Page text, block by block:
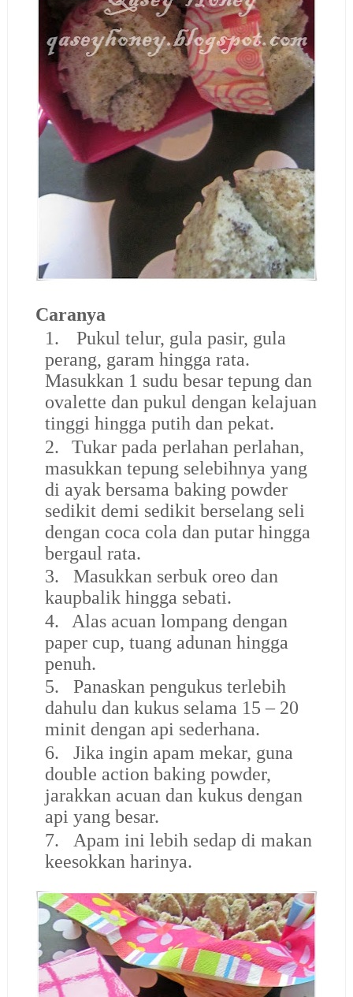
Caranya
1.
Pukul telur, gula pasir, gula
perang, garam hingga rata.
Masukkan 1 sudu besar tepung dan
ovalette dan pukul dengan kelajuan
tinggi hingga putih dan pekat.
2.
Tukar pada perlahan perlahan,
masukkan tepung selebihnya yang
di ayak bersama baking powder
sedikit demi sedikit berselang seli
dengan coca cola dan putar hingga
bergaul rata.
3.
Masukkan serbuk oreo dan
kaupbalik hingga sebati.
4.
Alas acuan lompang dengan
paper cup, tuang adunan hingga
penuh.
5.
Panaskan pengukus terlebih
dahulu dan kukus selama 15 – 20
minit dengan api sederhana.
6.
Jika ingin apam mekar, guna
double action baking powder,
jarakkan acuan dan kukus dengan
api yang besar.
7.
Apam ini lebih sedap di makan
keesokkan harinya.